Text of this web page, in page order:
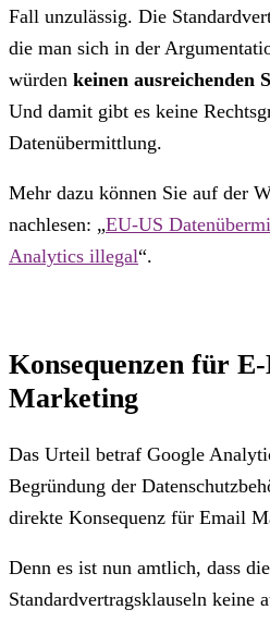
Fall unzulässig. Die
die man sich in der
würden keinen ausreichenden
Und damit gibt es keine
Datenübermittlung.
Mehr dazu können Sie auf der
nachlesen: „EU-US
Analytics illegal“.
Konsequenzen für
Marketing
Das Urteil betraf Google
Begründung der
direkte Konsequenz für Email
Denn es ist nun amtlich, dass die
Standardvertragsklauseln keine